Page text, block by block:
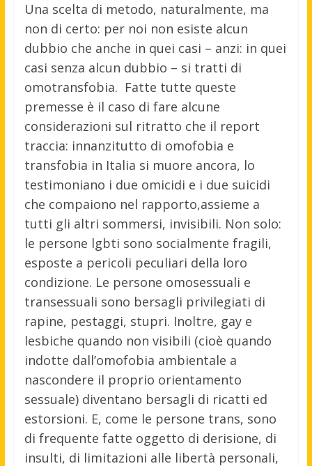
Una scelta di metodo, naturalmente, ma
non di certo: per noi non esiste alcun
dubbio che anche in quei casi – anzi: in quei
casi senza alcun dubbio – si tratti di
omotransfobia. Fatte tutte queste
premesse è il caso di fare alcune
considerazioni sul ritratto che il report
traccia: innanzitutto di omofobia e
transfobia in Italia si muore ancora, lo
testimoniano i due omicidi e i due suicidi
che compaiono nel rapporto,assieme a
tutti gli altri sommersi, invisibili. Non solo:
le persone lgbti sono socialmente fragili,
esposte a pericoli peculiari della loro
condizione. Le persone omosessuali e
transessuali sono bersagli privilegiati di
rapine, pestaggi, stupri. Inoltre, gay e
lesbiche quando non visibili (cioè quando
indotte dall’omofobia ambientale a
nascondere il proprio orientamento
sessuale) diventano bersagli di ricatti ed
estorsioni. E, come le persone trans, sono
di frequente fatte oggetto di derisione, di
insulti, di limitazioni alle libertà personali,